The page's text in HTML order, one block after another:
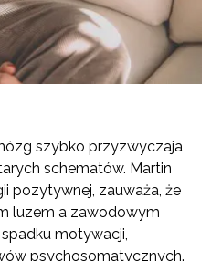
szybko przyzwyczaja
schematów. Martin
pozytywnej, zauważa, że
luzem a zawodowym
motywacji,
psychosomatycznych.